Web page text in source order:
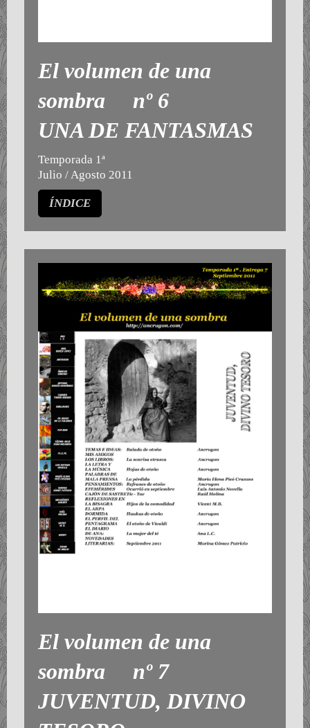
El volumen de una
sombra nº 6
UNA DE FANTASMAS
Temporada 1ª
Julio / Agosto 2011
ÍNDICE
El volumen de una
sombra nº 7
JUVENTUD, DIVINO